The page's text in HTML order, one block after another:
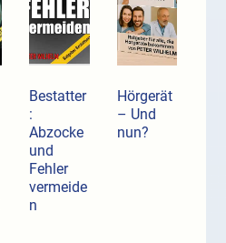
Bestatter
:
Abzocke
und
Fehler
vermeide
n
Hörgerät
– Und
nun?